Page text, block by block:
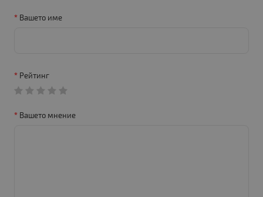
Вашето име
Рейтинг
Вашето мнение